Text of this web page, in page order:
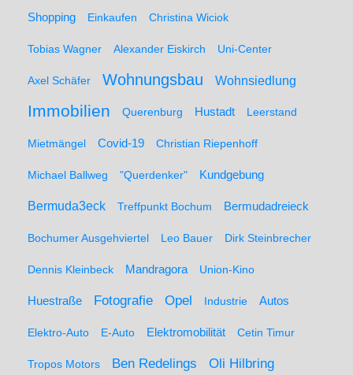
Shopping Einkaufen Christina Wiciok
Tobias Wagner Alexander Eiskirch Uni-Center
Axel Schäfer Wohnungsbau Wohnsiedlung
Immobilien Querenburg Hustadt Leerstand
Mietmängel Covid-19 Christian Riepenhoff
Michael Ballweg "Querdenker" Kundgebung
Bermuda3eck Treffpunkt Bochum Bermudadreieck
Bochumer Ausgehviertel Leo Bauer Dirk Steinbrecher
Dennis Kleinbeck Mandragora Union-Kino
Huestraße Fotografie Opel Industrie Autos
Elektro-Auto E-Auto Elektromobilität Cetin Timur
Tropos Motors Ben Redelings Oli Hilbring